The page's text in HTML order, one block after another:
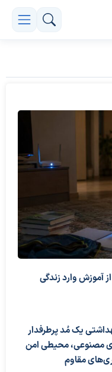
آموزش وارد زندگی
یک مُد پرطرفدار
مصنوعی، محیطی امن
مقاوم